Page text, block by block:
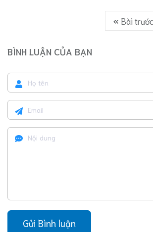
Bài trước
BÌNH LUẬN CỦA BẠN
Gửi Bình luận